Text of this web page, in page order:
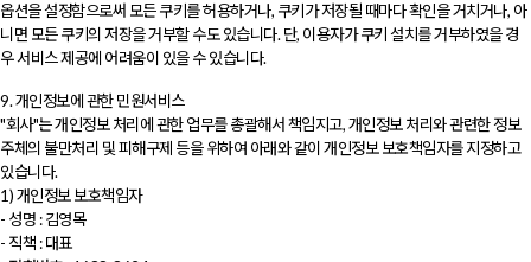
옵션을 설정함으로써 모든 쿠키를 허용하거나, 쿠키가 저장될 때마다 확인을 거치거나, 아
니면 모든 쿠키의 저장을 거부할 수도 있습니다. 단, 이용자가 쿠키 설치를 거부하였을 경
우 서비스 제공에 어려움이 있을 수 있습니다.
9. 개인정보에 관한 민원서비스
"회사"는 개인정보 처리에 관한 업무를 총괄해서 책임지고, 개인정보 처리와 관련한 정보
주체의 불만처리 및 피해구제 등을 위하여 아래와 같이 개인정보 보호책임자를 지정하고
있습니다.
1) 개인정보 보호책임자
- 성명 : 김영목
- 직책 : 대표